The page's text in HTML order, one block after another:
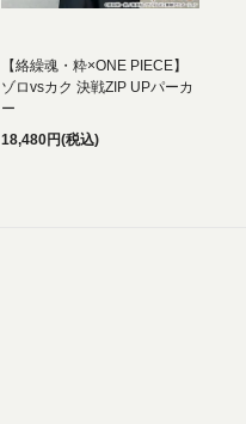
【絡繰魂・粋×ONE PIECE】
ゾロvsカク 決戦ZIP UPパーカ
ー
18,480円(税込)